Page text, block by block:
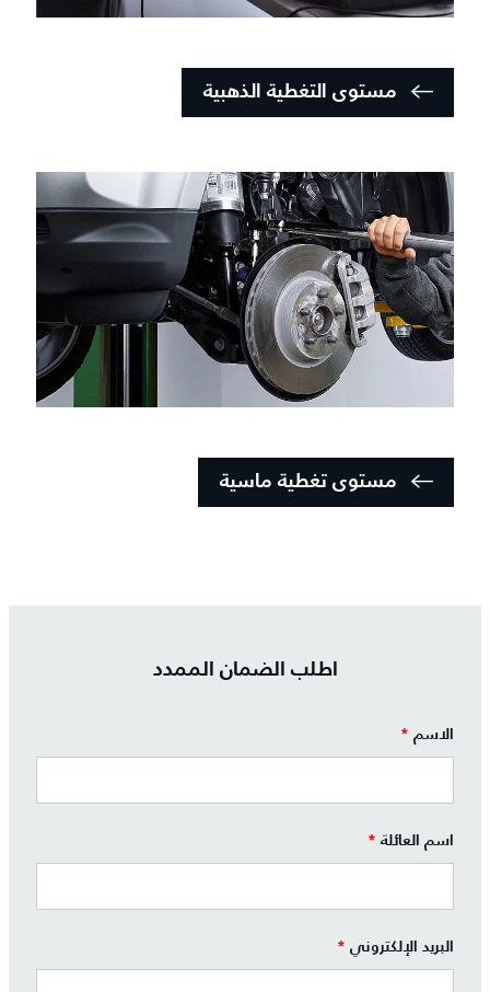
مستوى التغطية الذهبية
مستوى تغطية ماسية
اطلب الضمان الممدد
الاسم *
اسم العائلة *
البريد الإلكتروني *